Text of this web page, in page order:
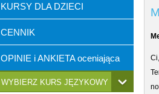
KURSY DLA DZIECI
CENNIK
OPINIE i ANKIETA oceniająca
WYBIERZ KURS JĘZYKOWY